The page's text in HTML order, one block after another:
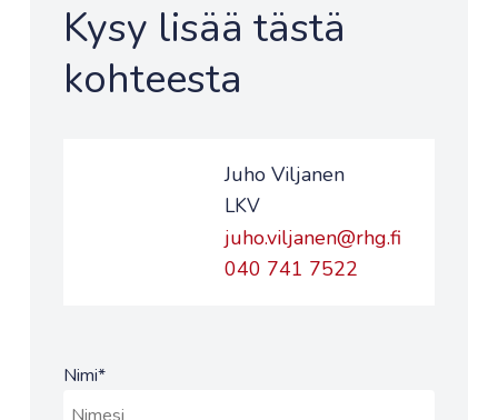
Kysy lisää tästä
kohteesta
Juho Viljanen
LKV
juho.viljanen@rhg.fi
040 741 7522
Nimi*